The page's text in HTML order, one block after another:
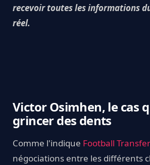
recevoir toutes les informations
réel.
Victor Osimhen, le cas
grincer des dents
Comme l'indique Football
négociations entre les différents